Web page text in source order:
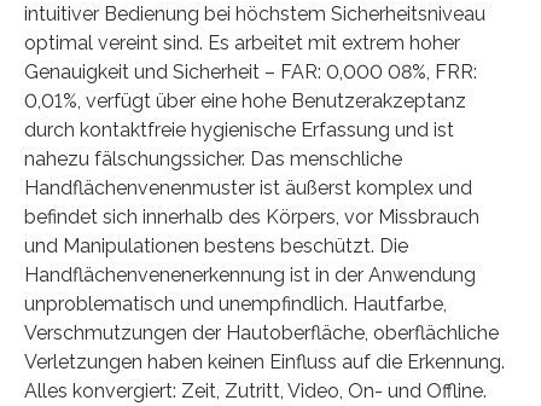
intuitiver Bedienung bei höchstem Sicherheitsniveau
optimal vereint sind. Es arbeitet mit extrem hoher
Genauigkeit und Sicherheit – FAR: 0,000 08%, FRR:
0,01%, verfügt über eine hohe Benutzerakzeptanz
durch kontaktfreie hygienische Erfassung und ist
nahezu fälschungssicher. Das menschliche
Handflächenvenenmuster ist äußerst komplex und
befindet sich innerhalb des Körpers, vor Missbrauch
und Manipulationen bestens beschützt. Die
Handflächenvenenerkennung ist in der Anwendung
unproblematisch und unempfindlich. Hautfarbe,
Verschmutzungen der Hautoberfläche, oberflächliche
Verletzungen haben keinen Einfluss auf die Erkennung.
Alles konvergiert: Zeit, Zutritt, Video, On- und Offline.